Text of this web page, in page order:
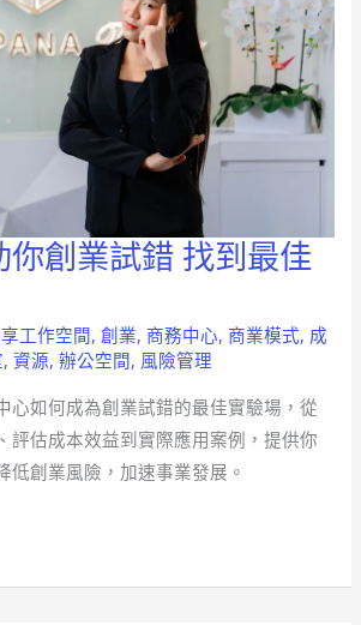
你創業試錯 找到最佳
工作空間,創業, 商務中心, 商業模式, 成
,資源,辦公空間, 風險管理
心如何成為創業試錯的最佳實驗場，從
評估成本效益到實際應用案例，提供你
低創業風險，加速事業發展。